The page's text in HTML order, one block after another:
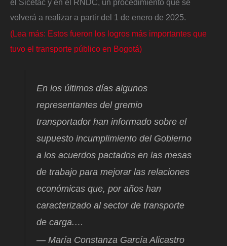
el Sicetac y en el RNDC, un procedimiento que se
volverá a realizar a partir del 1 de enero de 2025.
(Lea más: Estos fueron los logros más importantes que
tuvo el transporte público en Bogotá)
En los últimos días algunos
representantes del gremio
transportador han informado sobre el
supuesto incumplimiento del Gobierno
a los acuerdos pactados en las mesas
de trabajo para mejorar las relaciones
económicas que, por años han
caracterizado al sector de transporte
de carga.…
— María Constanza García Alicastro